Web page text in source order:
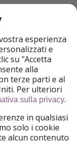
legali
esperienza
e
su "Accetta
alla
terze parti e al
Per ulteriori
sulla privacy.
in qualsiasi
solo i cookie
alcun contenuto